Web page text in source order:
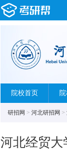
院校首页
研招网 > 河北研招网 >
河北经贸大